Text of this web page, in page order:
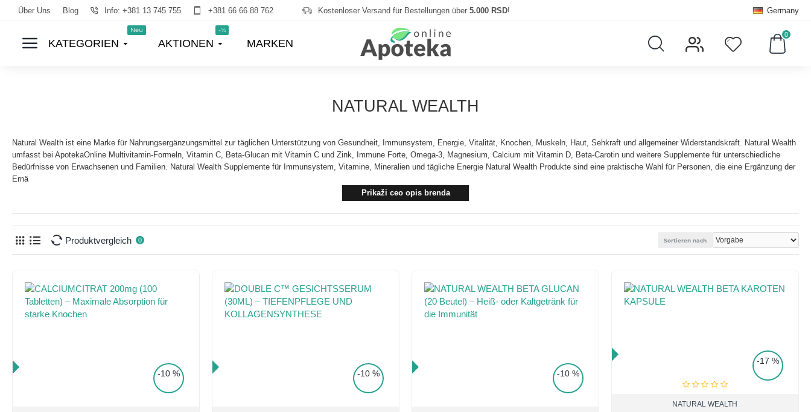
Über Uns Blog Info: +381 13 745 755 +381 66 66 88 762 Kostenloser Versand für Bestellungen über 5.000 RSD! Germany
KATEGORIEN
Neu
AKTIONEN
-%
MARKEN
0
NATURAL WEALTH
Natural Wealth ist eine Marke für Nahrungsergänzungsmittel zur täglichen Unterstützung von Gesundheit, Immunsystem, Energie, Vitalität, Knochen, Muskeln, Haut, Sehkraft und allgemeiner Widerstandskraft. Natural Wealth
umfasst bei ApotekaOnline Multivitamin-Formeln, Vitamin C, Beta-Glucan mit Vitamin C und Zink, Immune Forte, Omega-3, Magnesium, Calcium mit Vitamin D, Beta-Carotin und weitere Supplemente für unterschiedliche
Bedürfnisse von Erwachsenen und Familien. Natural Wealth Supplemente für Immunsystem, Vitamine, Mineralien und tägliche Energie Natural Wealth Produkte sind eine praktische Wahl für Personen, die eine Ergänzung der
Ernä
Prikaži ceo opis brenda
Produktvergleich 0 Sortieren nach
-10 %TOP PRICE -10 %TOP PRICE -10 %TOP PRICE -17 %
NATURAL WEALTH